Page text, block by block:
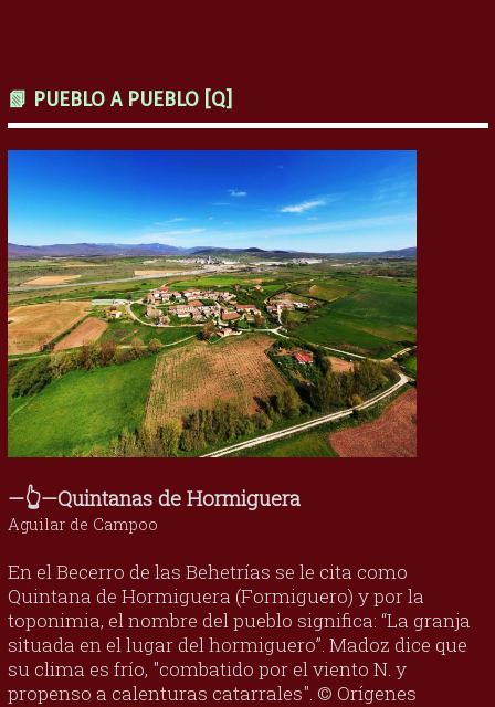
📗 PUEBLO A PUEBLO [Q]
—👆—Quintanas de Hormiguera
Aguilar de Campoo
En el Becerro de las Behetrías se le cita como
Quintana de Hormiguera (Formiguero) y por la
toponimia, el nombre del pueblo significa: “La granja
situada en el lugar del hormiguero”. Madoz dice que
su clima es frío, "combatido por el viento N. y
propenso a calenturas catarrales". © Orígenes